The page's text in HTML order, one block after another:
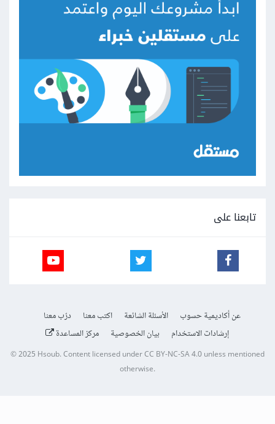
تابعنا على
عن أكاديمية حسوب الأسئلة الشائعة اكتب معنا
درّب معنا
إرشادات الاستخدام
بيان الخصوصية مركز المساعدة
© 2025 Hsoub.Content licensed underCC BY-NC-SA 4.0unless mentioned
otherwise.